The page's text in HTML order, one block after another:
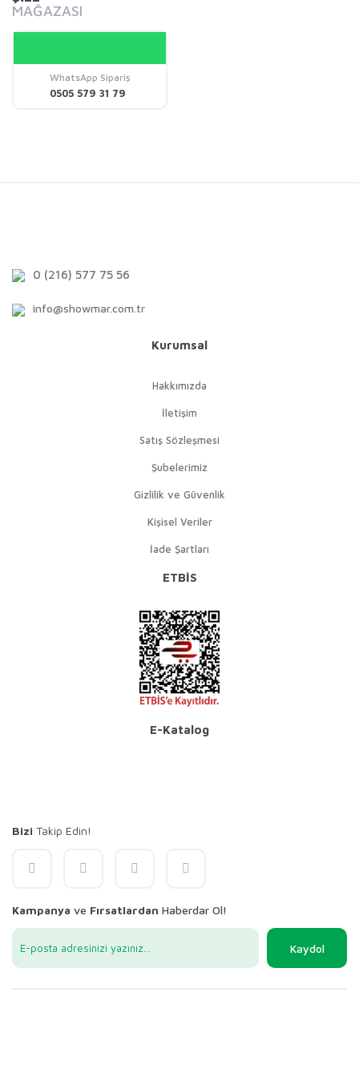
MAĞAZASI
WhatsApp Sipariş
0505 579 31 79
0 (216) 577 75 56
info@showmar.com.tr
Kurumsal
Hakkımızda
İletişim
Satış Sözleşmesi
Şubelerimiz
Gizlilik ve Güvenlik
Kişisel Veriler
İade Şartları
ETBİS
E-Katalog
Bizi Takip Edin!
Kampanya ve Fırsatlardan Haberdar Ol!
Kaydol